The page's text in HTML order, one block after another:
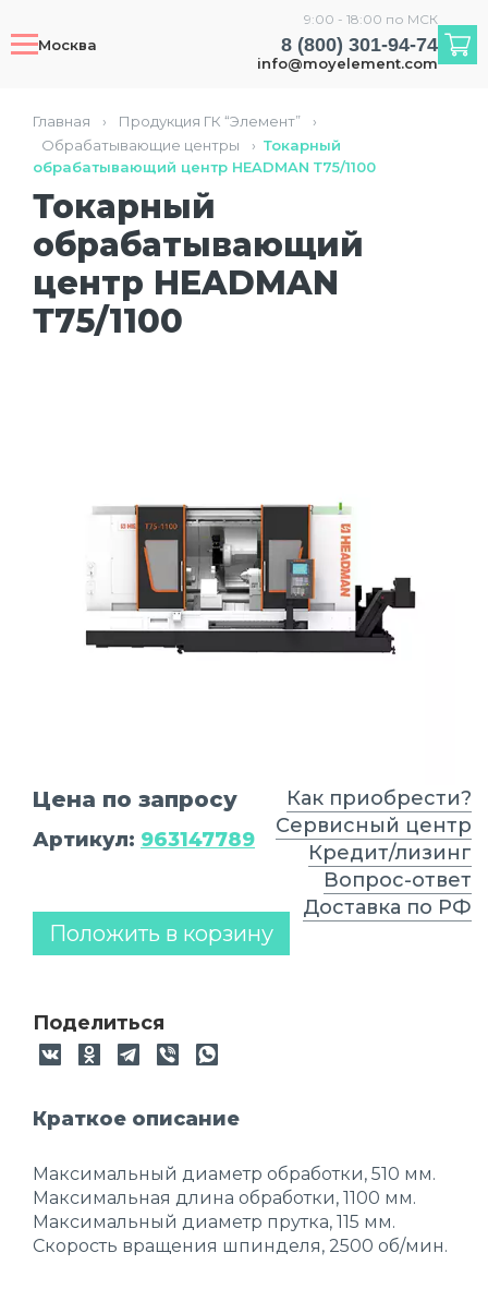
Москва
9:00 - 18:00 по МСК
8 (800) 301-94-74
info@moyelement.com
Главная › Продукция ГК “Элемент”
›
Обрабатывающие центры
› Токарный
обрабатывающий центр HEADMAN Т75/1100
Токарный
обрабатывающий
центр HEADMAN
Т75/1100
Цена по запросу
Артикул: 963147789
Положить в корзину
Поделиться
Краткое описание
Максимальный диаметр обработки, 510 мм.
Максимальная длина обработки, 1100 мм.
Максимальный диаметр прутка, 115 мм.
Скорость вращения шпинделя, 2500 об/мин.
Как приобрести?
Сервисный центр
Кредит/лизинг
Вопрос-ответ
Доставка по РФ